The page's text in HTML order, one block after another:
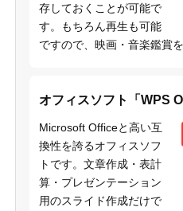
存しておくことが可能で
す。もちろん再生も可能
ですので、映画・音楽鑑賞
オフィスソフト「WPS
Microsoft Officeと高い互
換性を誇るオフィスソフ
トです。文章作成・表計
算・プレゼンテーション
用のスライド作成だけで